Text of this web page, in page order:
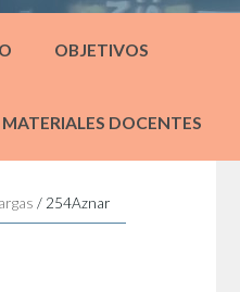
OBJETIVOS
MATERIALES DOCENTES
/ 254Aznar